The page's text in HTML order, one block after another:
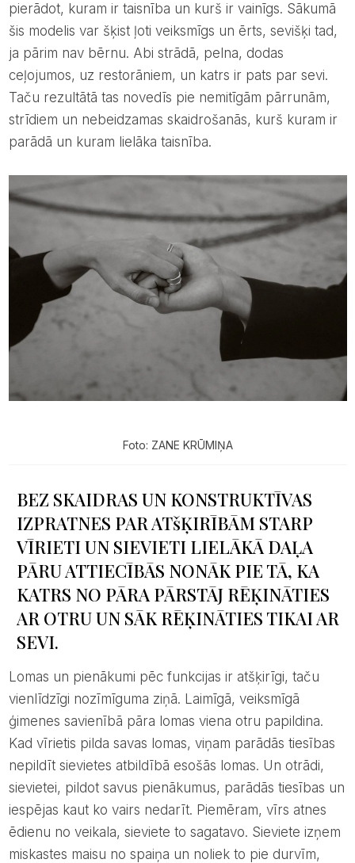
pierādot, kuram ir taisnība un kurš ir vainīgs. Sākumā
šis modelis var šķist ļoti veiksmīgs un ērts, sevišķi tad,
ja pārim nav bērnu. Abi strādā, pelna, dodas
ceļojumos, uz restorāniem, un katrs ir pats par sevi.
Taču rezultātā tas novedīs pie nemitīgām pārrunām,
strīdiem un nebeidzamas skaidrošanās, kurš kuram ir
parādā un kuram lielāka taisnība.
Foto: ZANE KRŪMIŅA
BEZ SKAIDRAS UN KONSTRUKTĪVAS
IZPRATNES PAR ATšĶIRĪBĀM STARP
VĪRIETI UN SIEVIETI LIELĀKĀ DAĻA
PĀRU ATTIECĪBĀS NONĀK PIE TĀ, KA
KATRS NO PĀRA PĀRSTĀJ RĒĶINĀTIES
AR OTRU UN SĀK RĒĶINĀTIES TIKAI AR
SEVI.
Lomas un pienākumi pēc funkcijas ir atšķirīgi, taču
vienlīdzīgi nozīmīguma ziņā. Laimīgā, veiksmīgā
ģimenes savienībā pāra lomas viena otru papildina.
Kad vīrietis pilda savas lomas, viņam parādās tiesības
nepildīt sievietes atbildībā esošās lomas. Un otrādi,
sievietei, pildot savus pienākumus, parādās tiesības un
iespējas kaut ko vairs nedarīt. Piemēram, vīrs atnes
ēdienu no veikala, sieviete to sagatavo. Sieviete izņem
miskastes maisu no spaiņa un noliek to pie durvīm,